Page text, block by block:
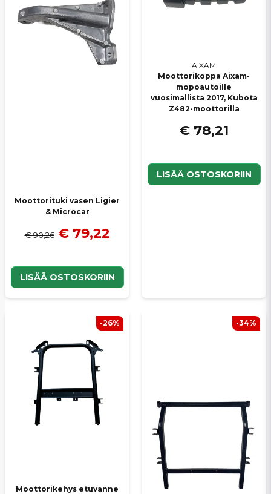
Moottorituki vasen Ligier
& Microcar
€ 90,26 € 79,22
LISÄÄ OSTOSKORIIN
AIXAM
Moottorikoppa Aixam-
mopoautoille
vuosimallista 2017, Kubota
Z482-moottorilla
€ 78,21
LISÄÄ OSTOSKORIIN
Moottorikehys etuvanne
-26% -34%
Lähetä kysymys